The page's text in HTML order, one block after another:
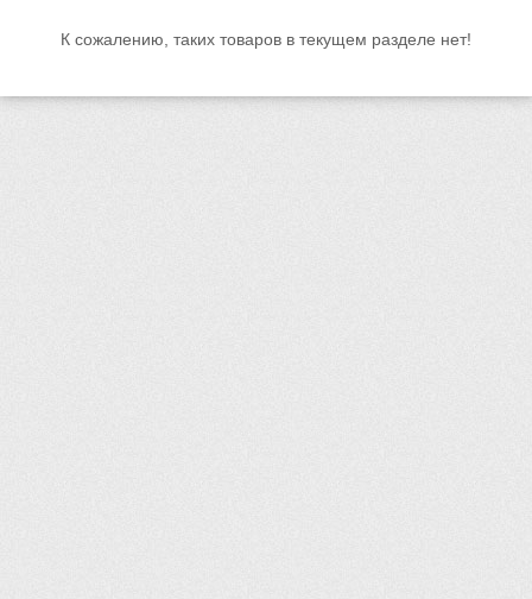
К сожалению, таких товаров в текущем разделе нет!